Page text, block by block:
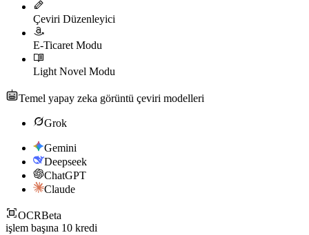
Çeviri Düzenleyici
E-Ticaret Modu
Light Novel Modu
Temel yapay zeka görüntü çeviri modelleri
Grok
Gemini
Deepseek
ChatGPT
Claude
OCRBeta
işlem başına 10 kredi